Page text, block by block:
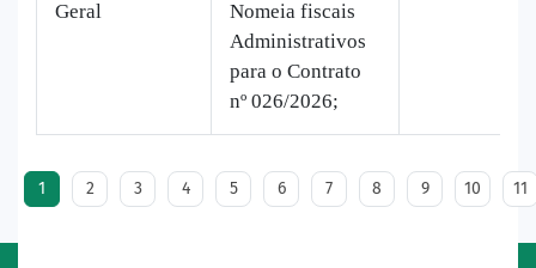
Geral
Nomeia fiscais
Administrativos
para o Contrato
nº 026/2026;
1 2 3 4 5 6 7 8 9 10 11